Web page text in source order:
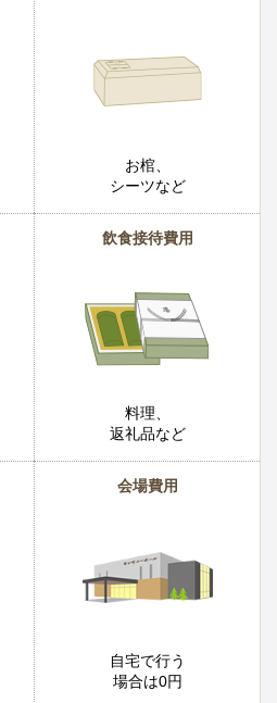
お棺、
シーツなど
飲食接待費用
料理、
返礼品など
会場費用
自宅で行う
場合は0円